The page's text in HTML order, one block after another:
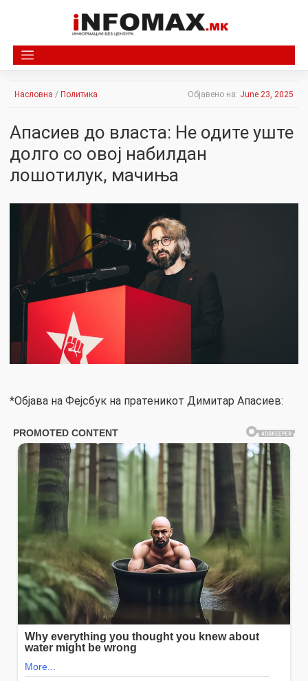
Насловна / Политика Објавено на: June 23, 2025
Апасиев до власта: Не одите уште
долго со овој набилдан
лошотилук, мачиња
*Објава на Фејсбук на пратеникот Димитар Апасиев: